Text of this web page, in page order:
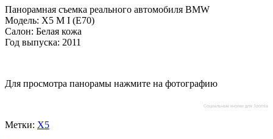
Панорамная съемка реального автомобиля BMW
Модель: X5 M I (E70)
Салон: Белая кожа
Год выпуска: 2011
Для просмотра панорамы нажмите на фотографию
Социальные кнопки для Joomla
Метки: X5